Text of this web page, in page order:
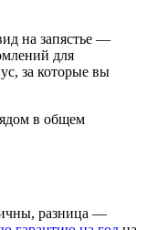
на запястье —
для
за которые вы
в общем
разница —